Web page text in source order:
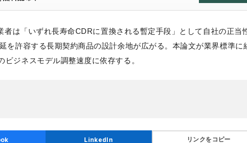
は「いずれ長寿命CDRに置換される暫定手段」として自社の正当
を許容する長期契約商品の設計余地が広がる。本論文が業界標準に
ジネスモデル調整速度に依存する。
LinkedIn リンクをコピー